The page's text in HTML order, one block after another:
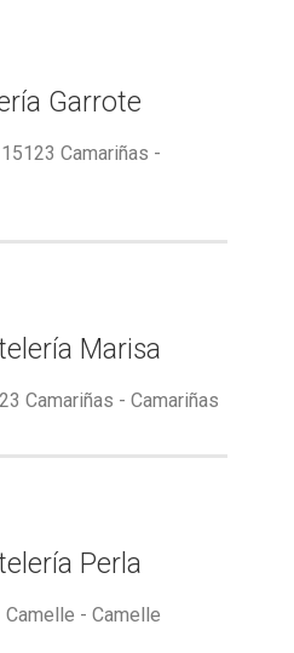
Garrote
Camariñas -
Marisa
Camariñas - Camariñas
Perla
Camelle - Camelle